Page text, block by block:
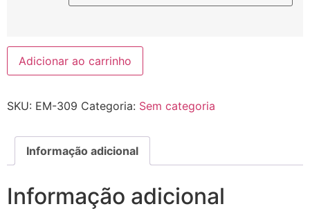
Adicionar ao carrinho
SKU: EM-309 Categoria: Sem categoria
Informação adicional
Informação adicional